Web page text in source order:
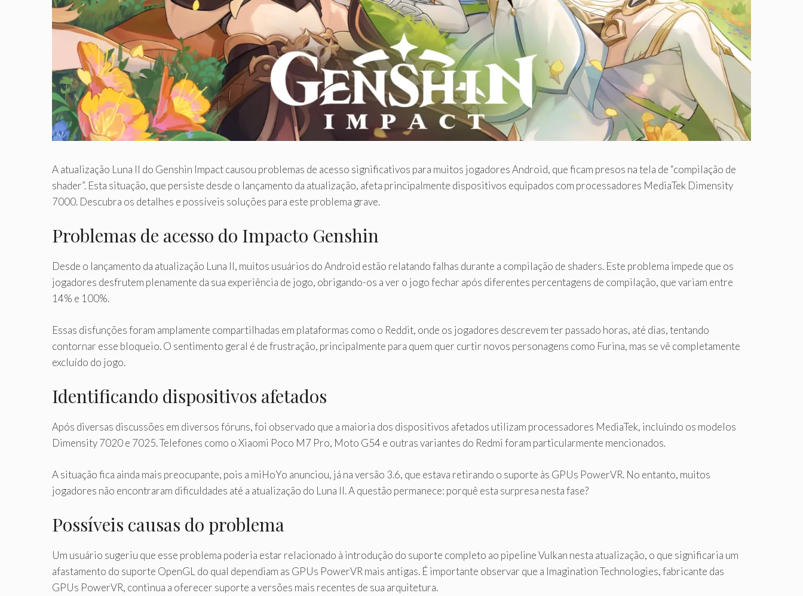
A atualização Luna II do Genshin Impact causou problemas de acesso significativos para muitos jogadores Android, que ficam presos na tela de “compilação de
shader”. Esta situação, que persiste desde o lançamento da atualização, afeta principalmente dispositivos equipados com processadores MediaTek Dimensity
7000. Descubra os detalhes e possíveis soluções para este problema grave.
Problemas de acesso do Impacto Genshin
Desde o lançamento da atualização Luna II, muitos usuários do Android estão relatando falhas durante a compilação de shaders. Este problema impede que os
jogadores desfrutem plenamente da sua experiência de jogo, obrigando-os a ver o jogo fechar após diferentes percentagens de compilação, que variam entre
14% e 100%.
Essas disfunções foram amplamente compartilhadas em plataformas como o Reddit, onde os jogadores descrevem ter passado horas, até dias, tentando
contornar esse bloqueio. O sentimento geral é de frustração, principalmente para quem quer curtir novos personagens como Furina, mas se vê completamente
excluído do jogo.
Identificando dispositivos afetados
Após diversas discussões em diversos fóruns, foi observado que a maioria dos dispositivos afetados utilizam processadores MediaTek, incluindo os modelos
Dimensity 7020 e 7025. Telefones como o Xiaomi Poco M7 Pro, Moto G54 e outras variantes do Redmi foram particularmente mencionados.
A situação fica ainda mais preocupante, pois a miHoYo anunciou, já na versão 3.6, que estava retirando o suporte às GPUs PowerVR. No entanto, muitos
jogadores não encontraram dificuldades até a atualização do Luna II. A questão permanece: porquê esta surpresa nesta fase?
Possíveis causas do problema
Um usuário sugeriu que esse problema poderia estar relacionado à introdução do suporte completo ao pipeline Vulkan nesta atualização, o que significaria um
afastamento do suporte OpenGL do qual dependiam as GPUs PowerVR mais antigas. É importante observar que a Imagination Technologies, fabricante das
GPUs PowerVR, continua a oferecer suporte a versões mais recentes de sua arquitetura.